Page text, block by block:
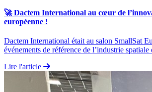
🚀 Dactem International au cœur de
européenne !
Dactem International était au salon SmallSat
événements de référence de l’industrie spatiale
Lire l'article